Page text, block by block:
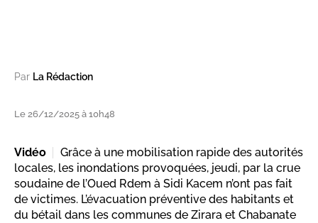
Par La Rédaction
Le 26/12/2025 à 10h48
Vidéo
Grâce à une mobilisation rapide des autorités
locales, les inondations provoquées, jeudi, par la crue
soudaine de l’Oued Rdem à Sidi Kacem n’ont pas fait
de victimes. L’évacuation préventive des habitants et
du bétail dans les communes de Zirara et Chabanate